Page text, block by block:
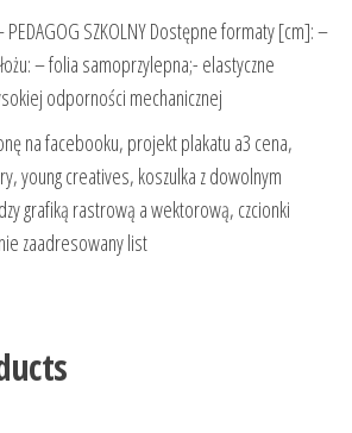
SZKOLNY Dostępne formaty [cm]: –
– folia samoprzylepna;- elastyczne
odporności mechanicznej
na facebooku, projekt plakatu a3 cena,
young creatives, koszulka z dowolnym
grafiką rastrową a wektorową, czcionki
zaadresowany list